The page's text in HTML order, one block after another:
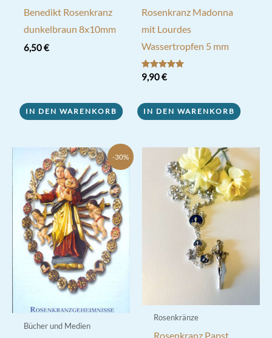
Benedikt Rosenkranz
dunkelbraun 8x10mm
6,50€
IN DEN WARENKORB
Rosenkranz Madonna
mit Lourdes
Wassertropfen 5 mm
Bewertet mit
5.00
9,90€
IN DEN WARENKORB
-30%
Bücher und Medien
Rosenkränze
Rosenkranz Papst